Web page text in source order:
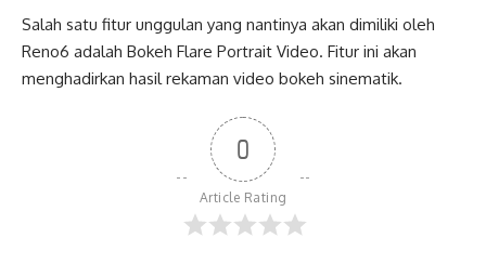
Salah satu fitur unggulan yang nantinya akan dimiliki oleh
Reno6 adalah Bokeh Flare Portrait Video. Fitur ini akan
menghadirkan hasil rekaman video bokeh sinematik.
0
Article Rating